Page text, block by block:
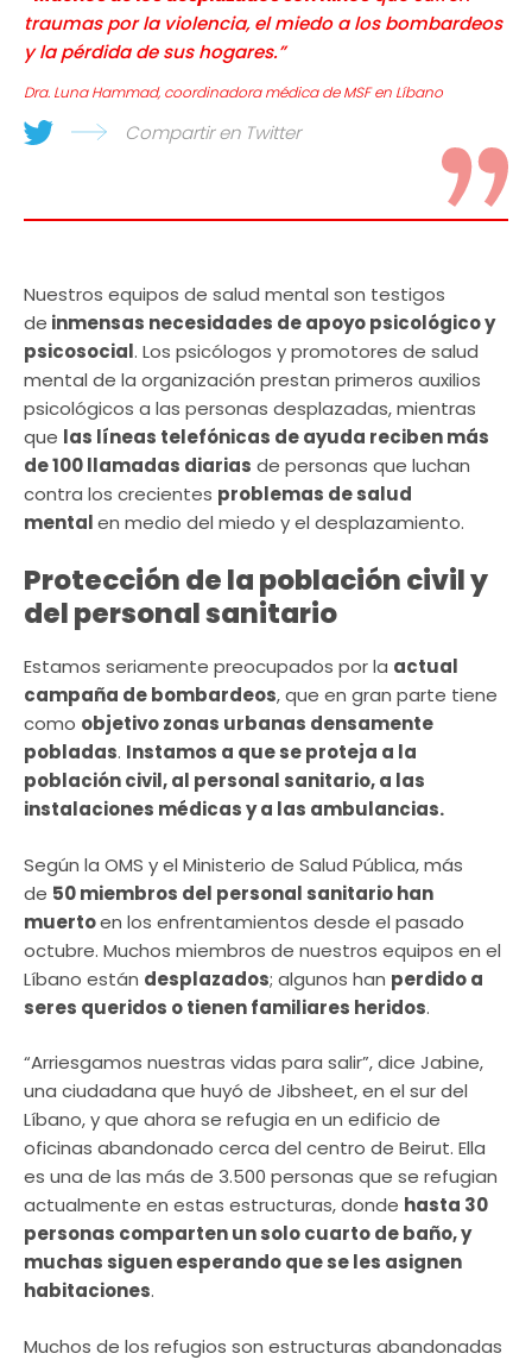
traumas por la violencia, el miedo a los bombardeos
y la pérdida de sus hogares.”
Dra. Luna Hammad, coordinadora médica de MSF en Líbano
Compartir en Twitter
Nuestros equipos de salud mental son testigos
de inmensas necesidades de apoyo psicológico y
psicosocial. Los psicólogos y promotores de salud
mental de la organización prestan primeros auxilios
psicológicos a las personas desplazadas, mientras
que las líneas telefónicas de ayuda reciben más
de 100 llamadas diarias de personas que luchan
contra los crecientes problemas de salud
mentalen medio del miedo y el desplazamiento.
Protección de la población civil y
del personal sanitario
Estamos seriamente preocupados por la actual
campaña de bombardeos, que en gran parte tiene
como objetivo zonas urbanas densamente
pobladas. Instamos a que se proteja a la
población civil, al personal sanitario, a las
instalaciones médicas y a las ambulancias.
Según la OMS y el Ministerio de Salud Pública, más
de 50 miembros del personal sanitario han
muertoen los enfrentamientos desde el pasado
octubre. Muchos miembros de nuestros equipos en el
Líbano están desplazados; algunos han perdido a
seres queridos o tienen familiares heridos.
“Arriesgamos nuestras vidas para salir”, dice Jabine,
una ciudadana que huyó de Jibsheet, en el sur del
Líbano, y que ahora se refugia en un edificio de
oficinas abandonado cerca del centro de Beirut. Ella
es una de las más de 3.500 personas que se refugian
actualmente en estas estructuras, donde hasta 30
personas comparten un solo cuarto de baño, y
muchas siguen esperando que se les asignen
habitaciones.
Muchos de los refugios son estructuras abandonadas